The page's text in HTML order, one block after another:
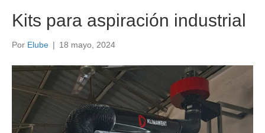
Kits para aspiración industrial
Por Elube | 18 mayo, 2024